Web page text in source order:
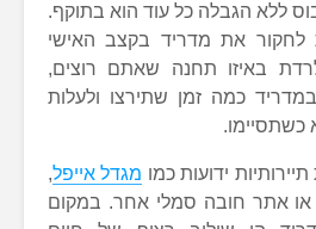
ללא הגבלה כל עוד הוא בתוקף.
לחקור את מדריד בקצב האישי
באיזו תחנה שאתם רוצים,
כמה זמן שתירצו ולעלות
כשתסיימו.
ידועות כמו מגדל אייפל,
אתר חובה סמלי אחר. במקום